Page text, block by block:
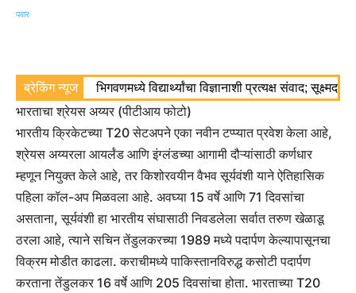
ब्रेकिंग न्यूज भिगवणमध्ये विद्यार्थ्यांचा विज्ञानाशी प्रत्यक्ष संवाद;
भारताचा श्रेयस अय्यर (पीटीआय फोटो)
भारतीय क्रिकेटच्या T20 सेटअपने एका नवीन टप्प्यात प्रवेश केला आहे,
श्रेयस अय्यरला आयर्लंड आणि इंग्लंडच्या आगामी दौऱ्यांसाठी कर्णधार
म्हणून नियुक्त केले आहे, तर किशोरवयीन वैभव सूर्यवंशी याने ऐतिहासिक
पहिला कॉल-अप मिळवला आहे. अवघ्या 15 वर्षे आणि 71 दिवसांचा
असताना, सूर्यवंशी हा भारतीय संघासाठी निवडलेला सर्वात तरुण खेळाडू
ठरला आहे, त्याने सचिन तेंडुलकरच्या 1989 मध्ये पदार्पण केल्यापासूनचा
विक्रम मोडीत काढला. कराचीमध्ये पाकिस्तानविरुद्ध कसोटी पदार्पण
करताना तेंडुलकर 16 वर्षे आणि 205 दिवसांचा होता. भारताच्या T20